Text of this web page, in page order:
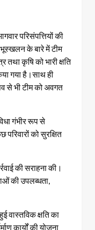
परिसंपत्तियों की
भूस्खलन के बारे में टीम
कृषि को भारी क्षति
गया है।साथ ही
से भी टीम को अवगत
गंभीर रूप से
को सुरक्षित
की सराहना की।
की उपलब्धता,
वास्तविक क्षति का
कार्यों की योजना